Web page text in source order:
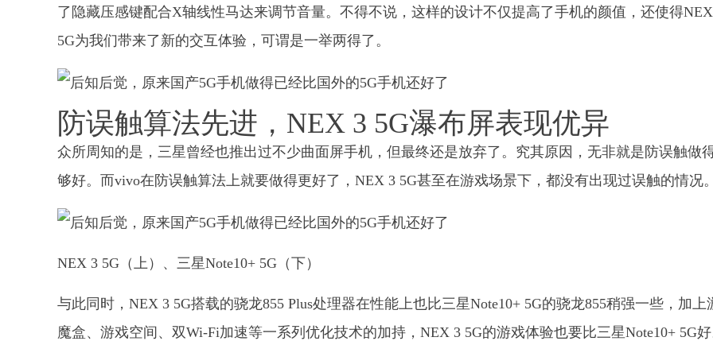
了隐藏压感键配合X轴线性马达来调节音量。不得不说，这样的设计不仅提高了手机的颜值，还使得
5G为我们带来了新的交互体验，可谓是一举两得了。
防误触算法先进，NEX 3 5G瀑布屏表现优异
众所周知的是，三星曾经也推出过不少曲面屏手机，但最终还是放弃了。究其原因，无非就是防误触做
够好。而vivo在防误触算法上就要做得更好了，NEX 3 5G甚至在游戏场景下，都没有出现过误触的情况
NEX 3 5G（上）、三星Note10+ 5G（下）
与此同时，NEX 3 5G搭载的骁龙855 Plus处理器在性能上也比三星Note10+ 5G的骁龙855稍强一些，加上
魔盒、游戏空间、双Wi-Fi加速等一系列优化技术的加持，NEX 3 5G的游戏体验也要比三星Note10+ 5G